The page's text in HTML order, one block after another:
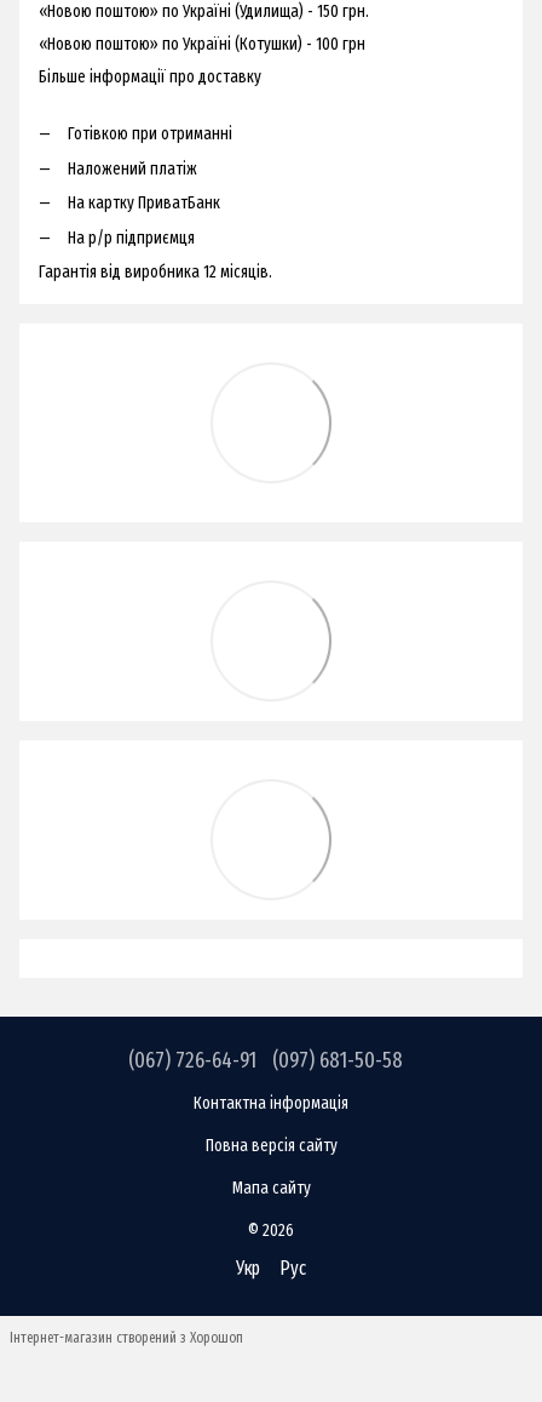
«Новою поштою» по Україні (Удилища) - 150 грн.
«Новою поштою» по Україні (Котушки) - 100 грн
Більше інформації про доставку
Готівкою при отриманні
Наложений платіж
На картку ПриватБанк
На р/р підприємця
Гарантія від виробника 12 місяців.
(067) 726-64-91 (097) 681-50-58
Контактна інформація
Повна версія сайту
Мапа сайту
© 2026
Укр Рус
Інтернет-магазин створений з Хорошоп